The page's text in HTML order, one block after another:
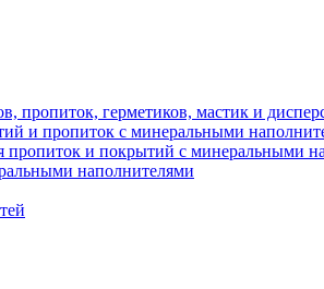
пропиток, герметиков, мастик и
и пропиток с минеральными
пропиток и покрытий с минеральными
наполнителями